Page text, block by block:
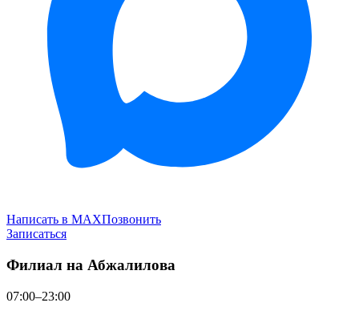
Написать в MAXПозвонить
Записаться
Филиал на Абжалилова
07:00–23:00